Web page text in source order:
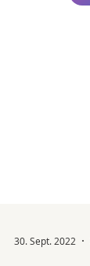
30. Sept. 2022